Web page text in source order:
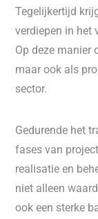
Tegelijkertijd
verdiepen in het
Op deze manier
maar ook als
sector.
Gedurende het
fases van
realisatie en
niet alleen
ook een sterke